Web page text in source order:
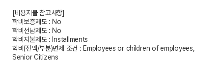
[비용지불 참고사항]
학비보증제도 : No
학비선납제도 : No
학비지불제도 : Installments
학비(전액/부분)면제 조건 : Employees or children of employees,
Senior Citizens